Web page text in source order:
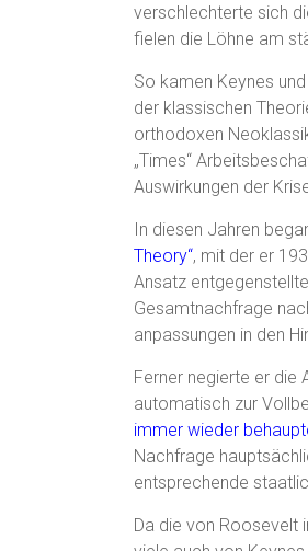
verschlechterte sich
fielen die Löhne am
So kamen Keynes
der klassischen
orthodoxen
„Times“
Auswirkungen der
In diesen Jahren
Theory“, mit der er
Ansatz
Gesamtnachfrage
anpassungen in den
Ferner negierte er die
automatisch zur
immer wieder
Nachfrage
entsprechende
Da die von Roosevelt